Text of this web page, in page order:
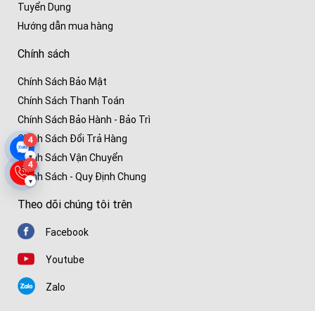
4
▾
4
▾
Tuyển Dụng
Hướng dẫn mua hàng
Chính sách
Chính Sách Bảo Mật
Chính Sách Thanh Toán
Chính Sách Bảo Hành - Bảo Trì
Chính Sách Đổi Trả Hàng
Chính Sách Vận Chuyển
Chính Sách - Quy Định Chung
Theo dõi chúng tôi trên
Facebook
Youtube
Zalo